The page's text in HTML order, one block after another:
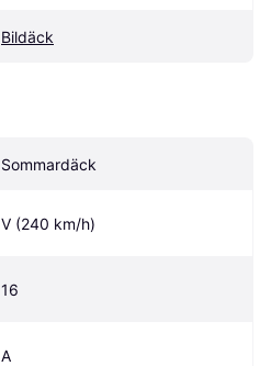
Bildäck
Sommardäck
V (240 km/h)
16
A